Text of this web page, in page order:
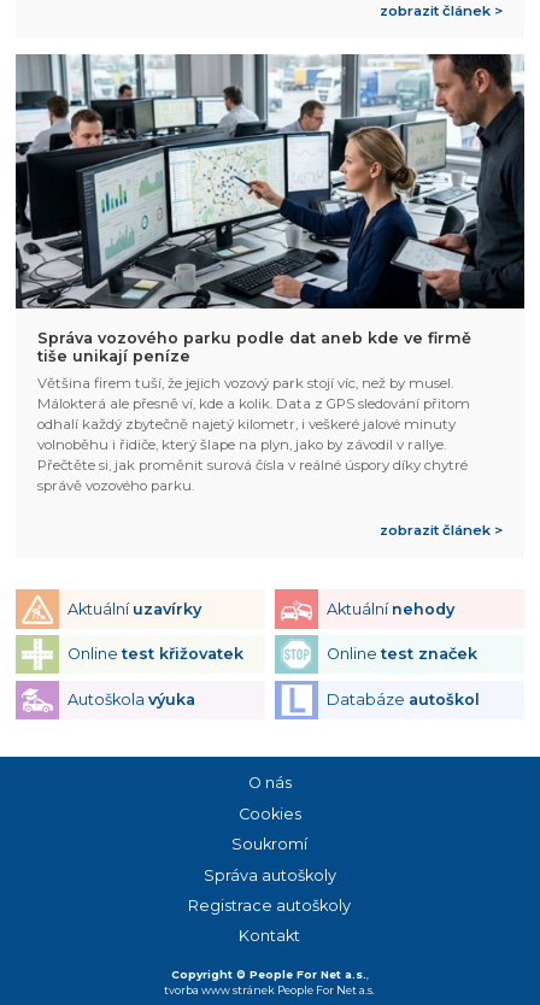
zobrazit článek >
Správa vozového parku podle dat aneb kde ve firmě
tiše unikají peníze
Většina firem tuší, že jejich vozový park stojí víc, než by musel.
Málokterá ale přesně ví, kde a kolik. Data z GPS sledování přitom
odhalí každý zbytečně najetý kilometr, i veškeré jalové minuty
volnoběhu i řidiče, který šlape na plyn, jako by závodil v rallye.
Přečtěte si, jak proměnit surová čísla v reálné úspory díky chytré
správě vozového parku.
zobrazit článek >
Aktuální uzavírky Aktuální nehody
Onlinetest křižovatek Onlinetest značek
Autoškola výuka Databáze autoškol
Copyright © People For Net a.s.
tvorba www stránek People For Net a.s.
O nás
Cookies
Soukromí
Správa autoškoly
Registrace autoškoly
Kontakt